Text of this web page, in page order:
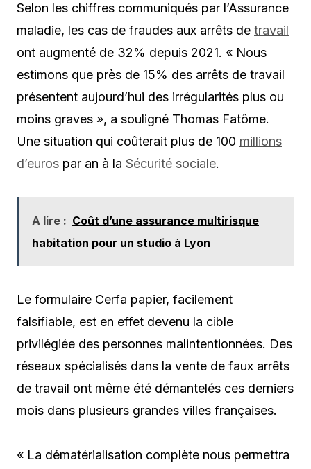
Selon les chiffres communiqués par l’Assurance
maladie, les cas de fraudes aux arrêts de travail
ont augmenté de 32% depuis 2021. « Nous
estimons que près de 15% des arrêts de travail
présentent aujourd’hui des irrégularités plus ou
moins graves », a souligné Thomas Fatôme.
Une situation qui coûterait plus de 100 millions
d’euros par an à la Sécurité sociale.
A lire : Coût d’une assurance multirisque
habitation pour un studio à Lyon
Le formulaire Cerfa papier, facilement
falsifiable, est en effet devenu la cible
privilégiée des personnes malintentionnées. Des
réseaux spécialisés dans la vente de faux arrêts
de travail ont même été démantelés ces derniers
mois dans plusieurs grandes villes françaises.
« La dématérialisation complète nous permettra